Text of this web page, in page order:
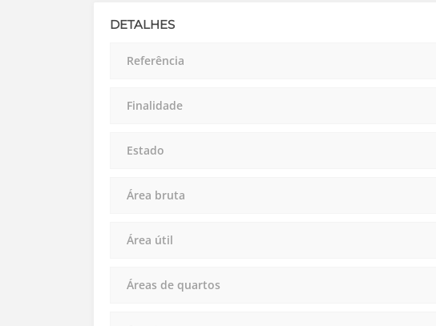
DETALHES
Referência
Finalidade
Estado
Área bruta
Área útil
Áreas de quartos